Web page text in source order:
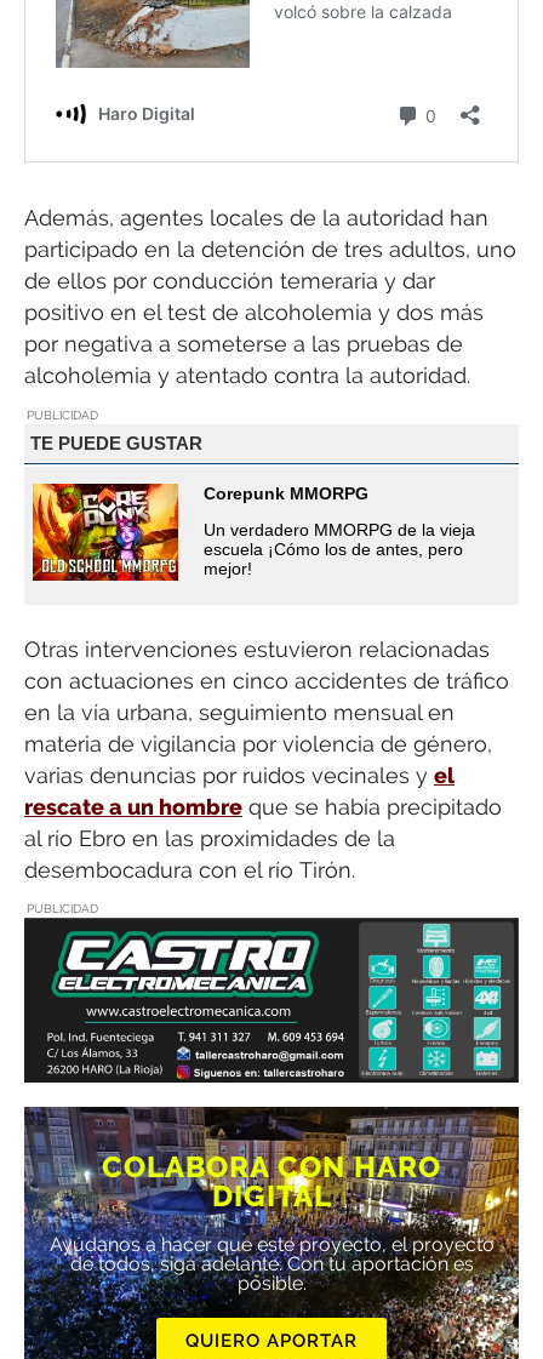
Además, agentes locales de la autoridad han
participado en la detención de tres adultos, uno
de ellos por conducción temeraria y dar
positivo en el test de alcoholemia y dos más
por negativa a someterse a las pruebas de
alcoholemia y atentado contra la autoridad.
PUBLICIDAD
TE PUEDE GUSTAR
Corepunk MMORPG
Un verdadero MMORPG de la vieja
escuela ¡Cómo los de antes, pero
mejor!
Otras intervenciones estuvieron relacionadas
con actuaciones en cinco accidentes de tráfico
en la vía urbana, seguimiento mensual en
materia de vigilancia por violencia de género,
varias denuncias por ruidos vecinales y el
rescate a un hombre que se había precipitado
al río Ebro en las proximidades de la
desembocadura con el río Tirón.
PUBLICIDAD
COLABORA CON HARO
DIGITAL
Ayúdanos a hacer que este proyecto, el proyecto
de todos, siga adelante. Con tu aportación es
posible.
QUIERO APORTAR